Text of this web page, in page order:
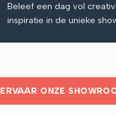
Beleef een dag vol
inspiratie in de unieke
ERVAAR ONZE